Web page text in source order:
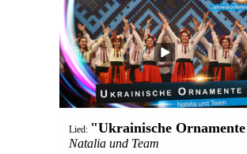
Lied: "Ukrainische
Natalia und Team